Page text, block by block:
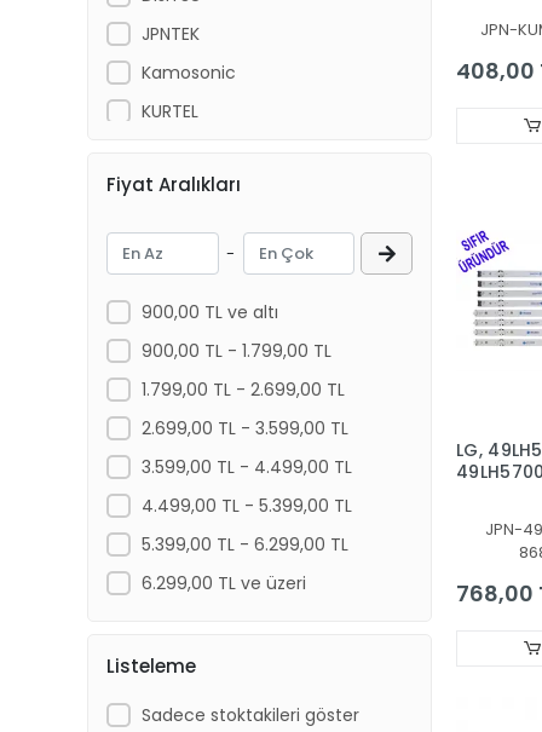
JPNTEK
Kamosonic
KURTEL
NAVITECH
NEXT
ONVO , MORİO
PANASONIC
PHILIPS
PREMIER
PROFİLO
REDLINE
RONAX
ROSE
ROWELL
SANYO NORDMENDE SABA
Fiyat Aralıkları
-
900,00 TL ve altı
900,00 TL - 1.799,00 TL
1.799,00 TL - 2.699,00 TL
2.699,00 TL - 3.599,00 TL
3.599,00 TL - 4.499,00 TL
4.499,00 TL - 5.399,00 TL
5.399,00 TL - 6.299,00 TL
6.299,00 TL ve üzeri
Listeleme
Sadece stoktakileri göster
JPN-
408,00
LG,
SSC
JPN-
768,00